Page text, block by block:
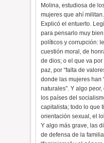
Molina, estudiosa de
mujeres que ahí militan.
Explicó el entuerto.
para pensarlo muy
políticos y corrupción:
cuestión moral, de
de dios; o el que va
paz, por “falta de
donde las mujeres han
naturales”. Y algo
los países del
capitalista; todo lo que
orientación sexual, el
Y algo más grave, las
de defensa de la